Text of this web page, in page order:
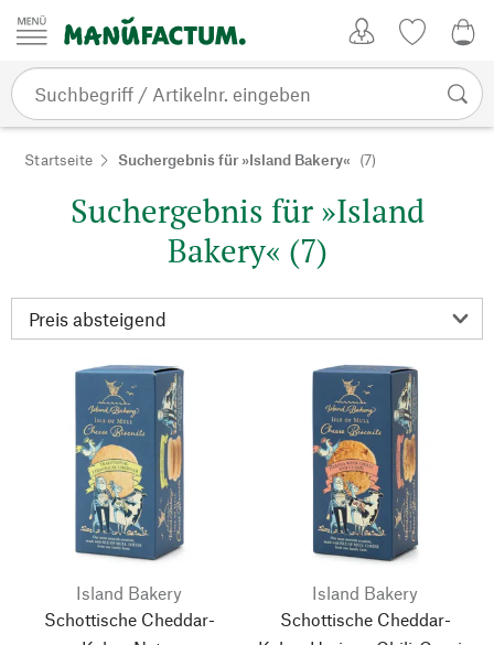
Zum Inhalt springen
Startseite Suchergebnis für »Island Bakery« (7)
Suchergebnis für »Island
Bakery« (7)
Island Bakery
Schottische Cheddar-
Island Bakery
Schottische Cheddar-